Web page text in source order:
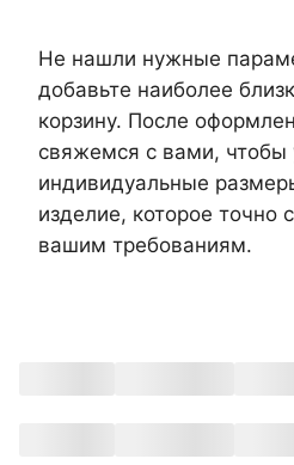
Не нашли нужные
добавьте наиболее
корзину. После
свяжемся с вами, чтобы
индивидуальные
изделие, которое точно
вашим требованиям.